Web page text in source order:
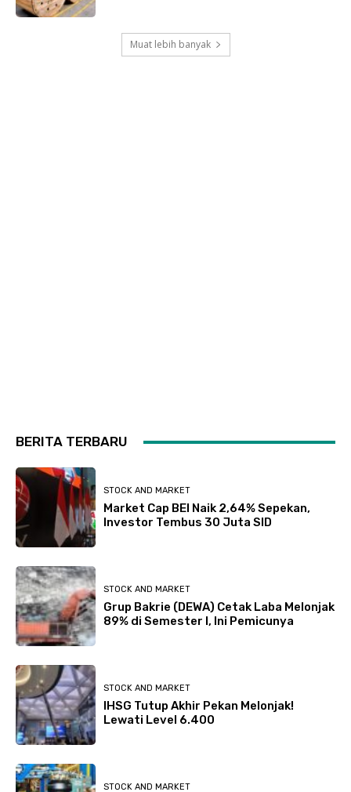
Muat lebih banyak
BERITA TERBARU
STOCK AND MARKET
Market Cap BEI Naik 2,64% Sepekan,
Investor Tembus 30 Juta SID
STOCK AND MARKET
Grup Bakrie (DEWA) Cetak Laba Melonjak
89% di Semester I, Ini Pemicunya
STOCK AND MARKET
IHSG Tutup Akhir Pekan Melonjak!
Lewati Level 6.400
STOCK AND MARKET